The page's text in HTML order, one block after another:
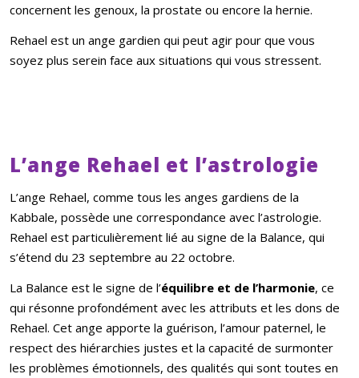
concernent les genoux, la prostate ou encore la hernie.
Rehael est un ange gardien qui peut agir pour que vous
soyez plus serein face aux situations qui vous stressent.
L’ange Rehael et l’astrologie
L’ange Rehael, comme tous les anges gardiens de la
Kabbale, possède une correspondance avec l’astrologie.
Rehael est particulièrement lié au signe de la Balance, qui
s’étend du 23 septembre au 22 octobre.
La Balance est le signe de l’équilibre et de l’harmonie, ce
qui résonne profondément avec les attributs et les dons de
Rehael. Cet ange apporte la guérison, l’amour paternel, le
respect des hiérarchies justes et la capacité de surmonter
les problèmes émotionnels, des qualités qui sont toutes en